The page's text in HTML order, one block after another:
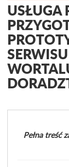
USŁUGA
Pełna treść